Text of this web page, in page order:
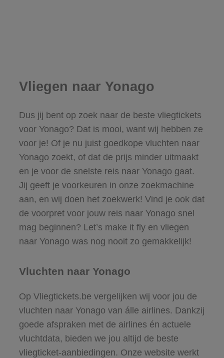
Vliegen naar Yonago
Dus jij bent op zoek naar de beste vliegtickets
voor Yonago? Dat is mooi, want wij hebben ze
voor je! Of je nu juist goedkope vluchten naar
Yonago zoekt, of dat de prijs minder uitmaakt
en je voor de snelste reis naar Yonago gaat.
Jij geeft je voorkeuren in onze zoekmachine
aan, en wij doen het zoekwerk! Vind je ook dat
de voorpret voor jouw reis naar Yonago snel
mag beginnen? Let’s make it fly en vliegen
naar Yonago was nog nooit zo gemakkelijk!
Vluchten naar Yonago
Op Vliegtickets.be vergelijken wij voor jou de
vluchten naar Yonago van álle airlines. Dankzij
goede afspraken met de airlines én actuele
vluchtdata, bieden we jou altijd de beste
vliegticket-aanbiedingen. Onze website werkt